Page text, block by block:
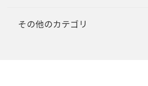
その他のカテゴリ